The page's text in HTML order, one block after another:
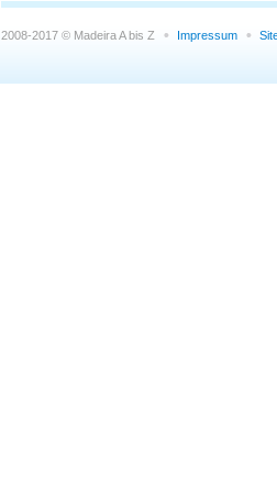
2008-2017 © Madeira A bis Z Impressum